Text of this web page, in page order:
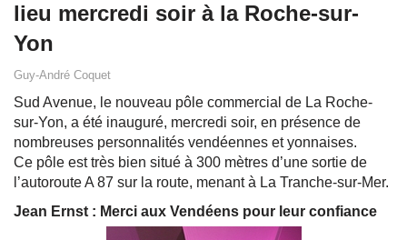
lieu mercredi soir à la Roche-sur-
Yon
Guy-André Coquet
Sud Avenue, le nouveau pôle commercial de La Roche-
sur-Yon, a été inauguré, mercredi soir, en présence de
nombreuses personnalités vendéennes et yonnaises.
Ce pôle est très bien situé à 300 mètres d’une sortie de
l’autoroute A 87 sur la route, menant à La Tranche-sur-Mer.
Jean Ernst : Merci aux Vendéens pour leur confiance